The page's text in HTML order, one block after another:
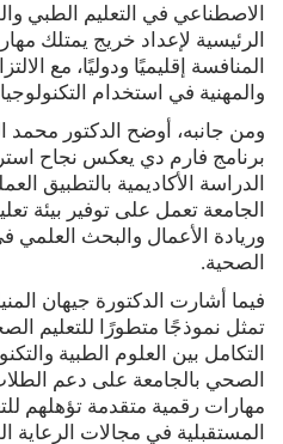
الاصطناعي في التعليم الطبي
الرئيسية لإعداد خريج يمتلك
المنافسة إقليميًا ودوليًا، مع
والمهنية في استخدام
ومن جانبه، أوضح الدكتور محمد
برنامج فارم دي يعكس نجاح
الدراسة الأكاديمية بالتطبيق
الجامعة تعمل على توفير بيئة
وريادة الأعمال والبحث
الصحية.
فيما أشارت الدكتورة جيهان
تمثل نموذجًا متطورًا للتعليم
التكامل بين العلوم الطبية
الصحي بالجامعة على دعم
مهارات رقمية متقدمة تؤهلهم
المستقبلية في مجالات الرعاية